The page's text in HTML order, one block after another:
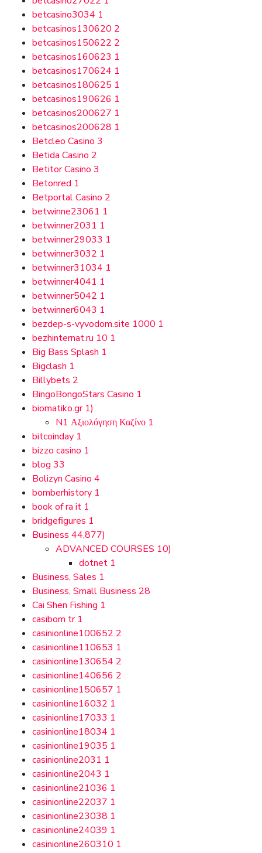
betcasino3034 1
betcasinos130620 2
betcasinos150622 2
betcasinos160623 1
betcasinos170624 1
betcasinos180625 1
betcasinos190626 1
betcasinos200627 1
betcasinos200628 1
Betcleo Casino 3
Betida Casino 2
Betitor Casino 3
Betonred 1
Betportal Casino 2
betwinne23061 1
betwinner2031 1
betwinner29033 1
betwinner3032 1
betwinner31034 1
betwinner4041 1
betwinner5042 1
betwinner6043 1
bezdep-s-vyvodom.site 1000 1
bezhinternat.ru 10 1
Big Bass Splash 1
Bigclash 1
Billybets 2
BingoBongoStars Casino 1
biomatiko.gr 1)
N1 Αξιολόγηση Καζίνο 1
bitcoinday 1
bizzo casino 1
blog 33
Bolizyn Casino 4
bomberhistory 1
book of ra it 1
bridgefigures 1
Business 44,877)
ADVANCED COURSES 10)
dotnet 1
Business, Sales 1
Business, Small Business 28
Cai Shen Fishing 1
casibom tr 1
casinionline100652 2
casinionline110653 1
casinionline130654 2
casinionline140656 2
casinionline150657 1
casinionline16032 1
casinionline17033 1
casinionline18034 1
casinionline19035 1
casinionline2031 1
casinionline2043 1
casinionline21036 1
casinionline22037 1
casinionline23038 1
casinionline24039 1
casinionline260310 1